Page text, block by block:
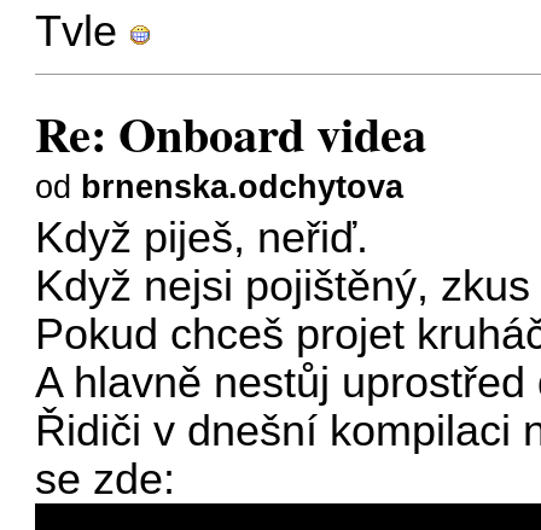
Tvle
Re: Onboard videa
od brnenska.odchytova
Když piješ, neřiď.
Když nejsi pojištěný,
Pokud chceš projet
A hlavně nestůj uprostřed
Řidiči v dnešní kompilaci
se zde: